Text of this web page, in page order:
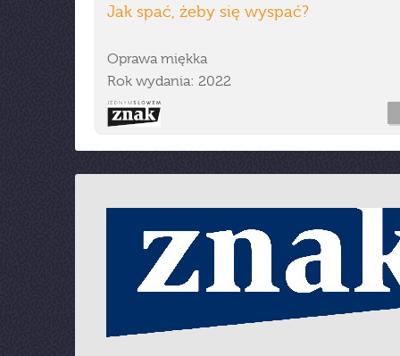
Jak spać, żeby się wyspać?
Oprawa miękka
Rok wydania: 2022